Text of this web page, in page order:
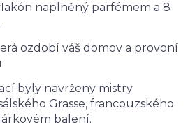
naplněný parfémem a 8
ozdobí váš domov a provoní
byly navrženy mistry
Grasse, francouzského
balení.